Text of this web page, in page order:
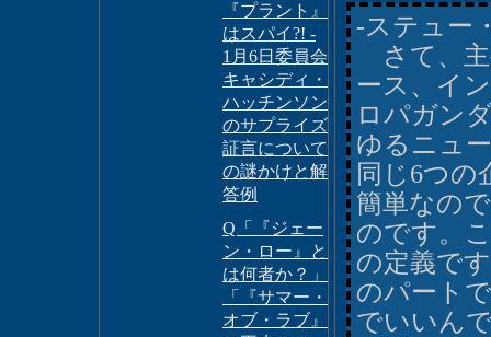
『プラント』
はスパイ?! -
1月6日委員会
キャシディ・
ハッチンソン
のサプライズ
証言について
の謎かけと解
答例
Q「『ジェー
ン・ロー』と
は何者か？」
「『サマー・
オブ・ラブ』
-ステュー
さて、主
ース、イ
ロパガン
ゆるニュ
同じ6つの
簡単なの
のです。
の定義で
のパート
でいいん